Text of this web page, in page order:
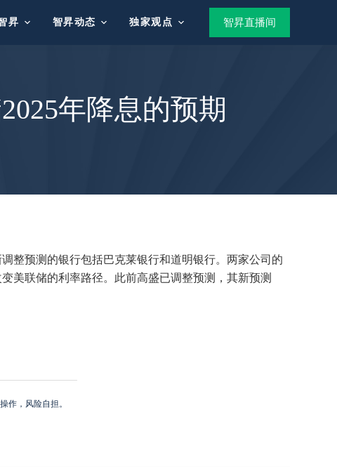
昇 智昇动态 独家观点 智昇直播间
年降息的预期
整预测的银行包括巴克莱银行和道明银行。两家公司的
美联储的利率路径。此前高盛已调整预测，其新预测
作，风险自担。